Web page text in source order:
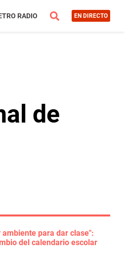
RADIO EN DIRECTO
de
para dar clase":
del calendario escolar